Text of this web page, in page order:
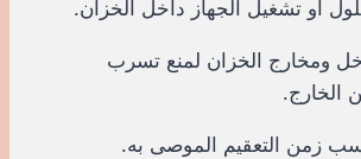
أو تشغيل الجهاز داخل الخزان.
ومخارج الخزان لمنع تسرب
الخارج.
حسب زمن التعقيم الموصى به.